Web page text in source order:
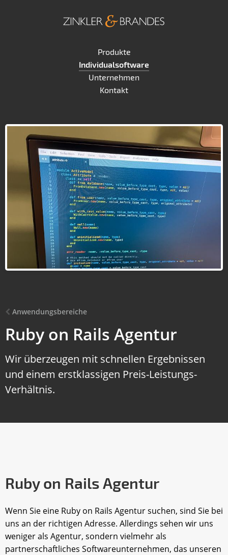
Produkte
Individualsoftware
Unternehmen
Kontakt
Anwendungsbereiche
Ruby on Rails Agentur
Wir überzeugen mit schnellen Ergebnissen
und einem erstklassigen Preis-Leistungs-
Verhältnis.
Ruby on Rails Agentur
Wenn Sie eine Ruby on Rails Agentur suchen, sind Sie bei
uns an der richtigen Adresse. Allerdings sehen wir uns
weniger als Agentur, sondern vielmehr als
partnerschaftliches Softwareunternehmen, das unseren